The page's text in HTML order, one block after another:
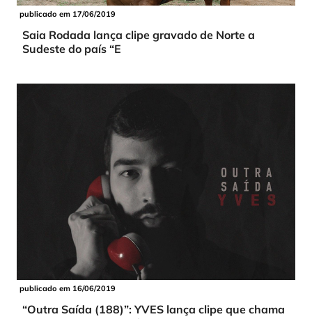
publicado em 17/06/2019
Saia Rodada lança clipe gravado de Norte a
Sudeste do país “E
publicado em 16/06/2019
“Outra Saída (188)”: YVES lança clipe que chama